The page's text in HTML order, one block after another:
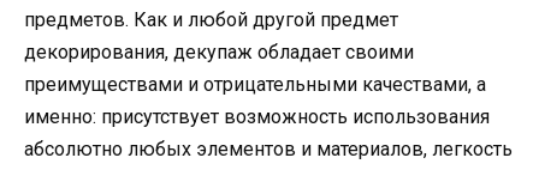
предметов. Как и любой другой предмет
декорирования, декупаж обладает своими
преимуществами и отрицательными качествами, а
именно: присутствует возможность использования
абсолютно любых элементов и материалов, легкость